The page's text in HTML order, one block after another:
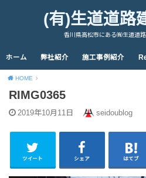
(有)生道道路
香川県高松市にある㈲生道道
ホーム 弊社紹介 施工事例紹介
HOME
RIMG0365
2019年10月11日 seidoublog
ツイート シェア はてブ